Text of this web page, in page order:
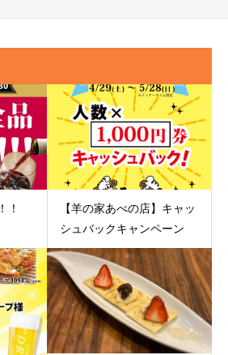
！
【羊の家あべの店】キャッ
シュバックキャンペーン